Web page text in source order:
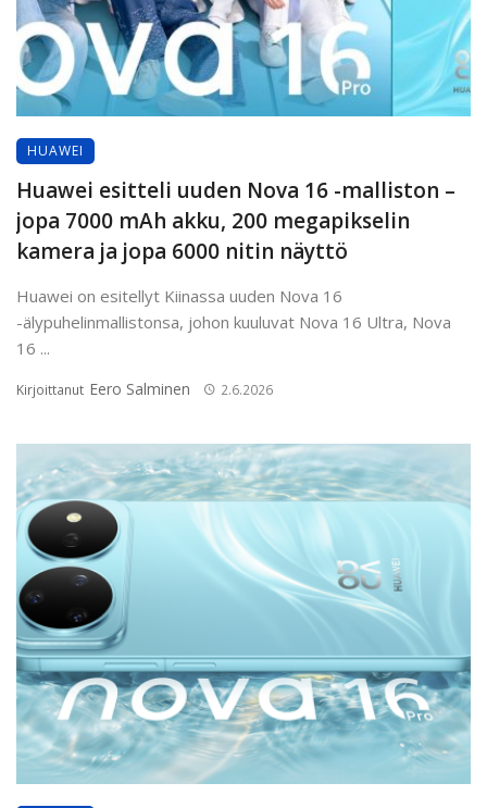
HUAWEI
Huawei esitteli uuden Nova 16 -malliston –
jopa 7000 mAh akku, 200 megapikselin
kamera ja jopa 6000 nitin näyttö
Huawei on esitellyt Kiinassa uuden Nova 16
-älypuhelinmallistonsa, johon kuuluvat Nova 16 Ultra, Nova
16 ...
Kirjoittanut Eero Salminen 2.6.2026